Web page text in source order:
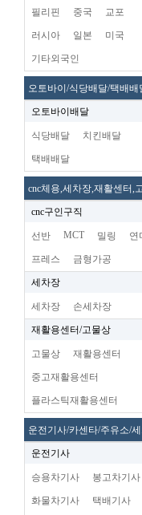
필리핀 중국 교포
러시아 일본 미국
기타외국인
오토바이/식당배달/택배배
오토바이배달
식당배달 치킨배달
택배배달
cnc체용,세차장,재활센터,
cnc구인구직
선반 MCT 밀링 연
프레스 금형가공
세차장
세차장 손세차장
재활용센터/고물상
고물상 재활용센터
중고재활용센터
플라스틱재활용센터
운전기사/카센타/주유소/
운전기사
승용차기사 봉고차기사
화물차기사 택배기사